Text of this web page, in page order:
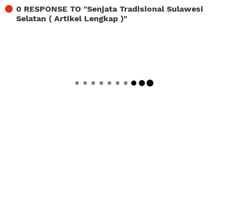
0 RESPONSE TO "Senjata Tradisional Sulawesi
Selatan ( Artikel Lengkap )"